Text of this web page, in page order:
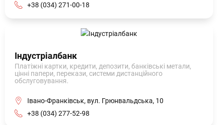
+38 (034) 271-00-18
Індустріалбанк
Платіжні картки, кредити, депозити, банківські метали,
цінні папери, перекази, системи дистанційного
обслуговування.
Івано-Франківськ, вул. Грюнвальдська, 10
+38 (034) 277-52-98